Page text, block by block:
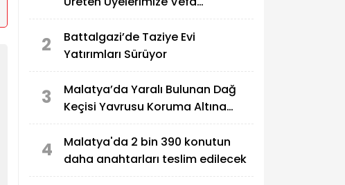
2
Battalgazi’de Taziye Evi
Yatırımları Sürüyor
3
Malatya’da Yaralı Bulunan Dağ
Keçisi Yavrusu Koruma Altına
4
Malatya'da 2 bin 390 konutun
daha anahtarları teslim edilecek